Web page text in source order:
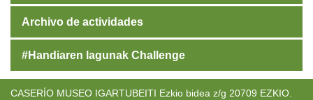
Archivo de actividades
#Handiaren lagunak Challenge
CASERÍO MUSEO IGARTUBEITI Ezkio bidea z/g 20709 EZKIO.